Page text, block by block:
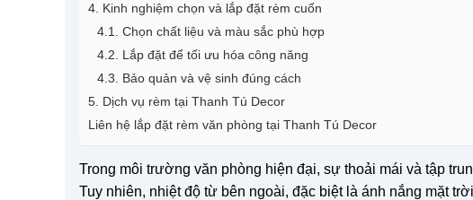
4. Kinh nghiệm chọn và lắp đặt rèm cuốn
4.1. Chọn chất liệu và màu sắc phù hợp
4.2. Lắp đặt để tối ưu hóa công năng
4.3. Bảo quản và vệ sinh đúng cách
5. Dịch vụ rèm tại Thanh Tú Decor
Liên hệ lắp đặt rèm văn phòng tại Thanh Tú Decor
Trong môi trường văn phòng hiện đại, sự thoải mái và tập
Tuy nhiên, nhiệt độ từ bên ngoài, đặc biệt là ánh nắng mặt